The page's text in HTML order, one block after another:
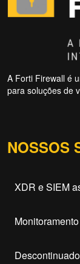
A Forti Firewall é
para soluções de
NOSSOS
XDR e SIEM